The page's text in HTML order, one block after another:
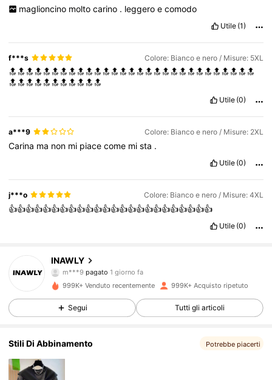
maglioncino molto carino . leggero e comodo
Utile (1)
f***s Colore: Bianco e nero / Misure: 5XL
🔝🔝🔝🔝🔝🔝🔝🔝🔝🔝🔝🔝🔝🔝🔝🔝🔝🔝🔝🔝🔝🔝🔝🔝🔝🔝🔝🔝🔝
🔝🔝🔝🔝🔝🔝🔝🔝🔝🔝🔝
Utile (0)
a***9 Colore: Bianco e nero / Misure: 2XL
Carina ma non mi piacecome mista .
Utile (0)
j***o Colore: Bianco e nero / Misure: 4XL
👍👍👍👍👍👍👍👍👍👍👍👍👍👍👍👍👍👍👍👍👍👍👍👍
Utile (0)
INAWLY
m***9 pagato
r***0segue1 ore fa
999K+ Venduto recentemente 999K+ Acquisto ripetuto
Segui Tutti gli articoli
Stili Di Abbinamento Potrebbe piacerti